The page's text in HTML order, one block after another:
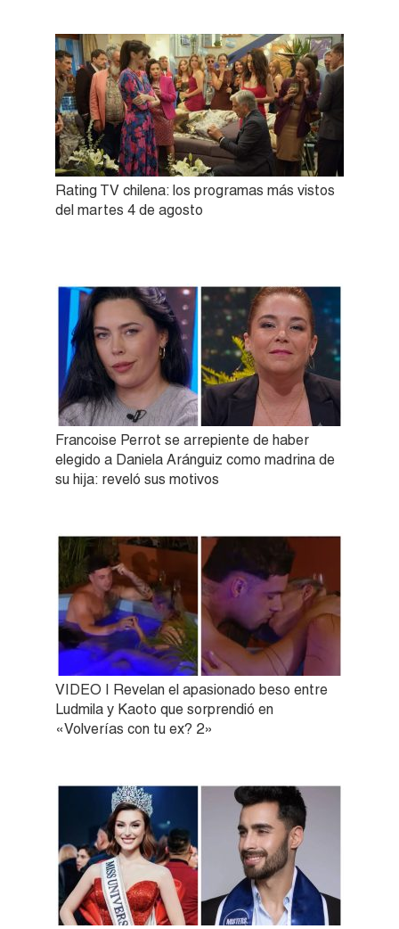
Rating TV chilena: los programas más vistos
del martes 4 de agosto
Francoise Perrot se arrepiente de haber
elegido a Daniela Aránguiz como madrina de
su hija: reveló sus motivos
VIDEO | Revelan el apasionado beso entre
Ludmila y Kaoto que sorprendió en
«Volverías con tu ex? 2»